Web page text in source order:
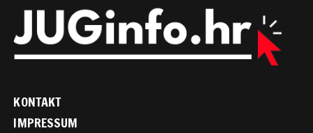
KONTAKT
IMPRESSUM